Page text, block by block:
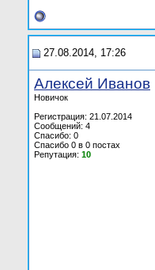
27.08.2014, 17:26
Алексей Иванов
Новичок
Регистрация: 21.07.2014
Сообщений: 4
Спасибо: 0
Спасибо 0 в 0 постах
Репутация: 10